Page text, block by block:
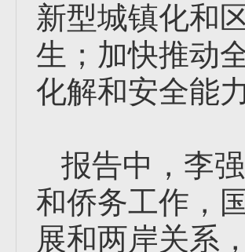
新型城镇化和
生；加快推动
化解和安全能
报告中，李
和侨务工作，
展和两岸关系